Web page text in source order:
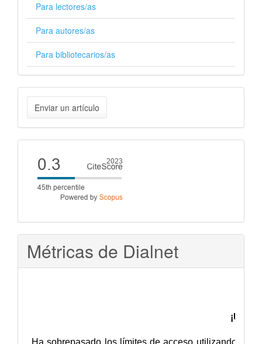
Para lectores/as
Para autores/as
Para bibliotecarios/as
Enviar
un
artículo
Enviar un artículo
Cite
score
Métricas de Dialnet